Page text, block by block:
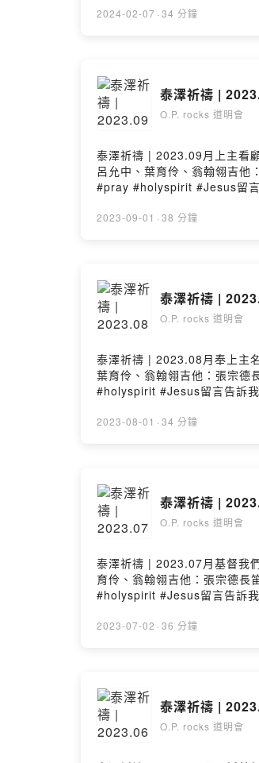
2024-02-07 · 34 分鐘
泰澤祈禱 |
O.P. rocks 道明會
泰澤祈禱 | 2023.09月上主看
呂允中、葉育伶、翁翰翎吉
#pray #holyspirit #Jesus留
2023-09-01 · 38 分鐘
泰澤祈禱 |
O.P. rocks 道明會
泰澤祈禱 | 2023.08月奉上主
葉育伶、翁翰翎吉他：張宗
#holyspirit #Jesus留言告訴
2023-08-01 · 34 分鐘
泰澤祈禱 |
O.P. rocks 道明會
泰澤祈禱 | 2023.07月基督我
育伶、翁翰翎吉他：張宗德
#holyspirit #Jesus留言告訴
2023-07-02 · 36 分鐘
泰澤祈禱 |
O.P. rocks 道明會